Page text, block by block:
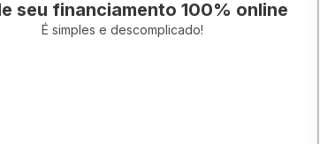
seu financiamento 100% online
É simples e descomplicado!